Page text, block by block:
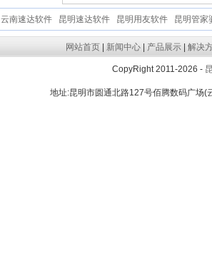
云南速达软件 昆明速达软件 昆明用友软件 昆明管家
网站首页 新闻中心 产品展示 解决
CopyRight 2011-2026 -
地址:昆明市圆通北路127号佰腾数码广